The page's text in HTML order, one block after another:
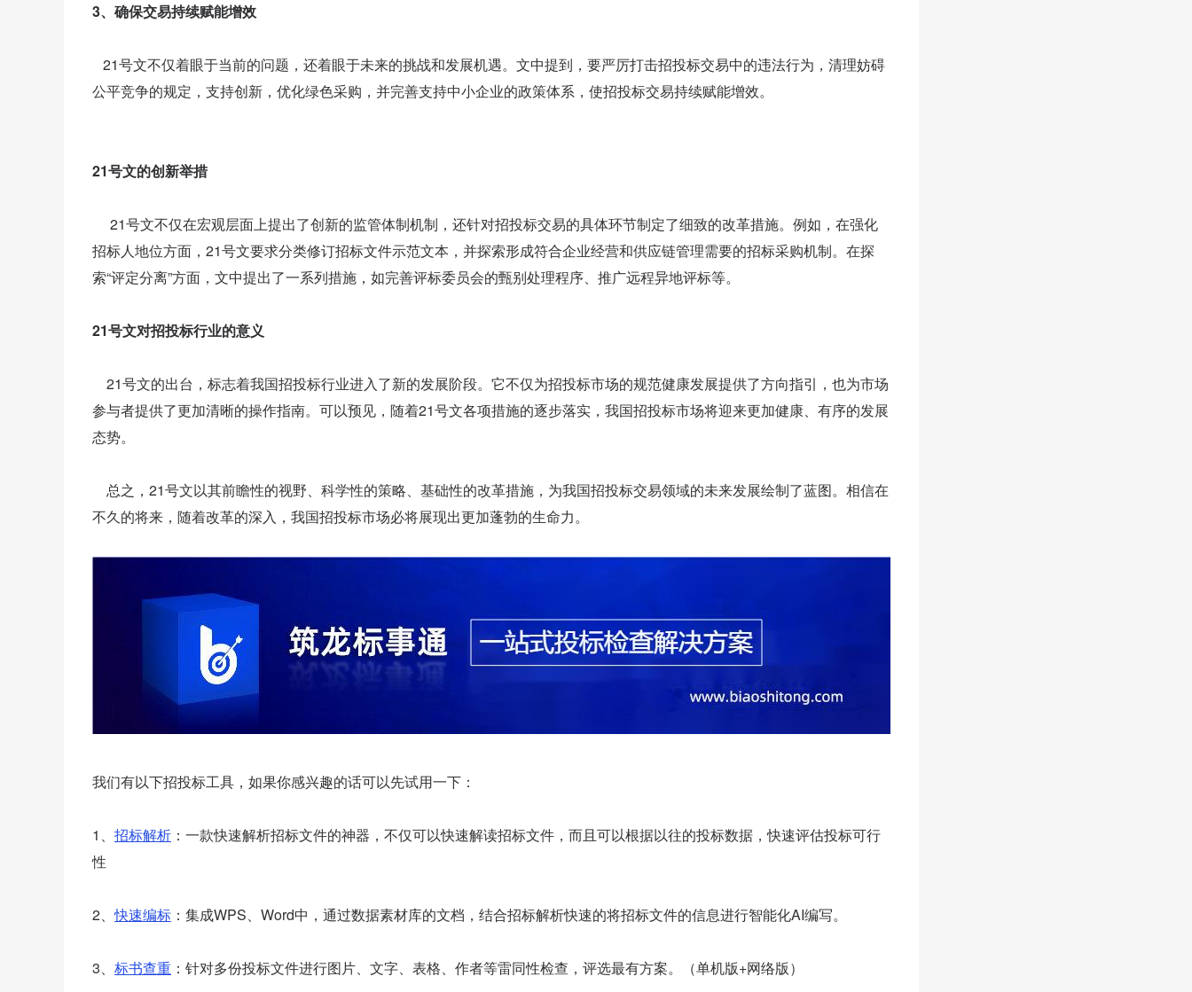
3、确保交易持续赋能增效
21号文不仅着眼于当前的问题，还着眼于未来的挑战和发展机遇。文中提到，要严厉打击招投标交易中的违法行为，清理妨碍
公平竞争的规定，支持创新，优化绿色采购，并完善支持中小企业的政策体系，使招投标交易持续赋能增效。
21号文的创新举措
21号文不仅在宏观层面上提出了创新的监管体制机制，还针对招投标交易的具体环节制定了细致的改革措施。例如，在强化
招标人地位方面，21号文要求分类修订招标文件示范文本，并探索形成符合企业经营和供应链管理需要的招标采购机制。在探
索“评定分离”方面，文中提出了一系列措施，如完善评标委员会的甄别处理程序、推广远程异地评标等。
21号文对招投标行业的意义
21号文的出台，标志着我国招投标行业进入了新的发展阶段。它不仅为招投标市场的规范健康发展提供了方向指引，也为市场
参与者提供了更加清晰的操作指南。可以预见，随着21号文各项措施的逐步落实，我国招投标市场将迎来更加健康、有序的发展
态势。
总之，21号文以其前瞻性的视野、科学性的策略、基础性的改革措施，为我国招投标交易领域的未来发展绘制了蓝图。相信在
不久的将来，随着改革的深入，我国招投标市场必将展现出更加蓬勃的生命力。
我们有以下招投标工具，如果你感兴趣的话可以先试用一下：
1、 招标解析 ：一款快速解析招标文件的神器，不仅可以快速解读招标文件，而且可以根据以往的投标数据，快速评估投标可行
性
2、快速编标 ：集成WPS、Word中，通过数据素材库的文档，结合招标解析快速的将招标文件的信息进行智能化AI编写。
3、 标书查重 ：针对多份投标文件进行图片、文字、表格、作者等雷同性检查，评选最有方案。（单机版+网络版）